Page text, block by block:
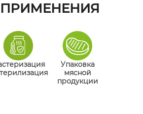
Упаковка
мясной
продукции